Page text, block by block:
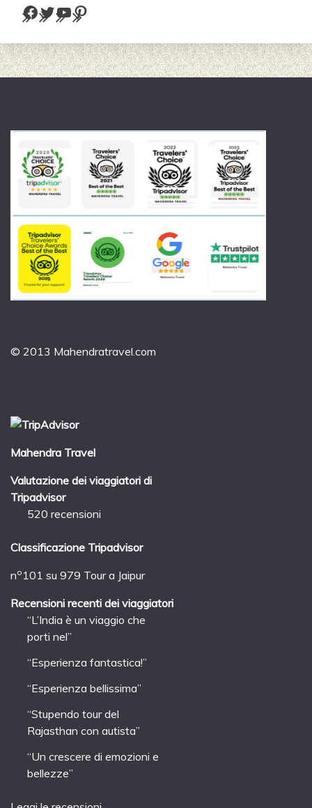
Facebook
Twitter
YouTube
Pinterest
© 2013 Mahendratravel.com
Mahendra Travel
Valutazione dei viaggiatori di
Tripadvisor
520 recensioni
Classificazione Tripadvisor
no 101 su 979 Tour a Jaipur
Recensioni recenti dei viaggiatori
“L’India è un viaggio che
porti nel”
“Esperienza fantastica!”
“Esperienza bellissima”
“Stupendo tour del
Rajasthan con autista”
“Un crescere di emozioni e
bellezze”